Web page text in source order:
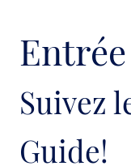
Entrée
Suivez
Guide!